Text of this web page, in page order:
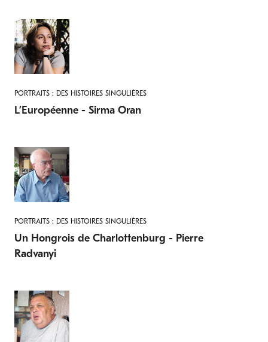
PORTRAITS : DES HISTOIRES SINGULIÈRES
L’Européenne - Sirma Oran
PORTRAITS : DES HISTOIRES SINGULIÈRES
Un Hongrois de Charlottenburg - Pierre
Radvanyi